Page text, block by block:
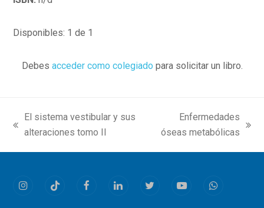
Disponibles: 1 de 1
Debes acceder como colegiado para solicitar un libro.
previous
El sistema vestibular y sus
alteraciones tomo II
next
Enfermedades
óseas metabólicas
InstagramTiktok FacebookLinkedInTwitterYoutubeWhatsapp